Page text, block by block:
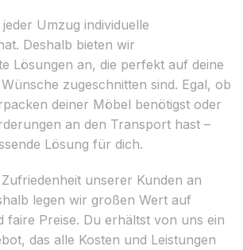
Umzug individuelle
Deshalb bieten wir
Lösungen an, die perfekt auf deine
zugeschnitten sind. Egal, ob
deiner Möbel benötigst oder
an den Transport hast –
Lösung für dich.
unserer Kunden an
legen wir großen Wert auf
faire Preise. Du erhältst von uns ein
das alle Kosten und Leistungen